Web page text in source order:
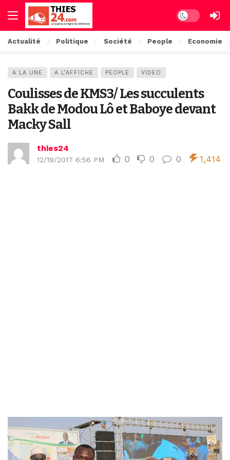
Dark mode
Actualité Politique Société People Economie
A LA UNE A L’AFFICHE PEOPLE VIDEO
Coulisses de KMS3/ Les succulents
Bakk de Modou Lô et Baboye devant
Macky Sall
thies24
12/19/2017 6:56 PM 0 0 0 1,414